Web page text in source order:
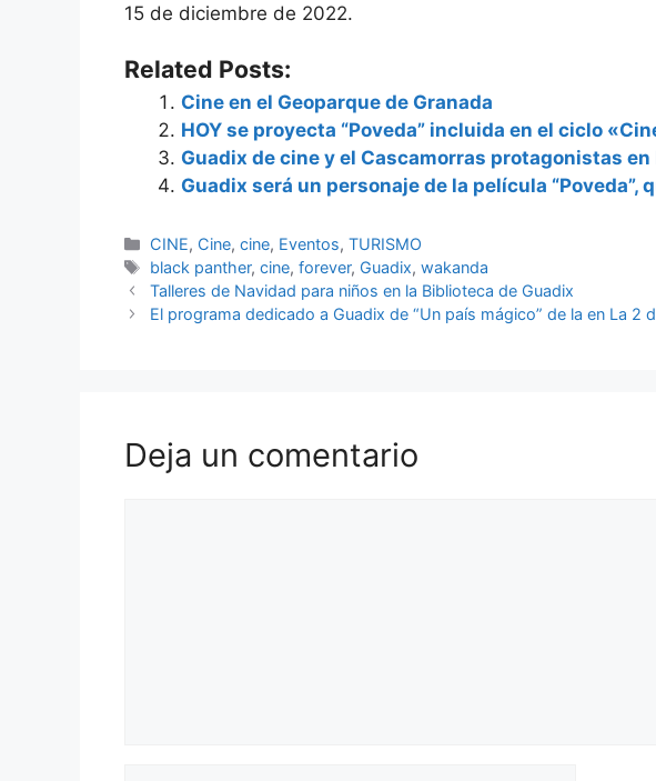
15 de diciembre de 2022.
Related Posts:
Cine en el Geoparque de Granada
HOY se proyecta “Poveda” incluida en el ciclo
Guadix de cine y el Cascamorras protagonistas en
Guadix será un personaje de la película “Poveda”,
Categorías
CINE, Cine,cine, Eventos,TURISMO
Etiquetas
black panther,cine,forever, Guadix,wakanda
Talleres de Navidad para niños en la Biblioteca de Guadix
El programa dedicado a Guadix de “Un país mágico” de la en La 2
Deja un comentario